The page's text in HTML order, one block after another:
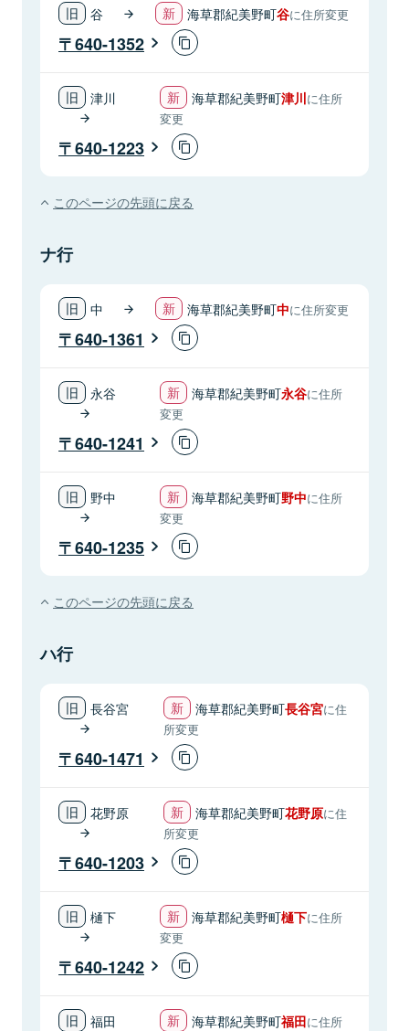
谷 海草郡紀美野町谷に住所変更
640-1352
津川 海草郡紀美野町津川に住所
変更
640-1223
このページの先頭に戻る
ナ行
中 海草郡紀美野町中に住所変更
640-1361
永谷 海草郡紀美野町永谷に住所
変更
640-1241
野中 海草郡紀美野町野中に住所
変更
640-1235
このページの先頭に戻る
ハ行
長谷宮 海草郡紀美野町長谷宮に住
所変更
640-1471
花野原 海草郡紀美野町花野原に住
所変更
640-1203
樋下 海草郡紀美野町樋下に住所
変更
640-1242
福田 海草郡紀美野町福田に住所